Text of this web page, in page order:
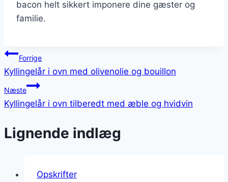
bacon helt sikkert imponere dine gæster og
familie.
Indlægsnavigation
Forrige
Kyllingelår i ovn med olivenolie og bouillon
Næste
Kyllingelår i ovn tilberedt med æble og hvidvin
Lignende indlæg
Opskrifter